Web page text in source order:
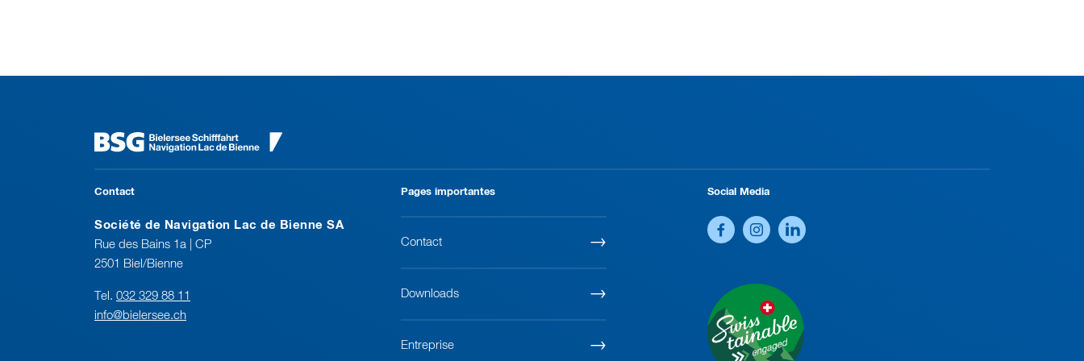
Contact
Société de Navigation Lac de Bienne SA
Rue des Bains 1a | CP
2501 Biel/Bienne
Tel. 032 329 88 11
info@bielersee.ch
Pages importantes
Contact
Downloads
Entreprise
Social Media